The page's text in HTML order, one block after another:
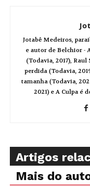
Jotabê Medeiros,
e autor de Belchior -
(Todavia, 2017),
perdida (Todavia,
tamanha (Todavia,
2021) e A Culpa é
Artigos
Mais do